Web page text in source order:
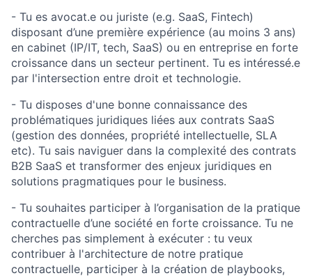
- Tu es avocat.e ou juriste (e.g. SaaS, Fintech)
disposant d’une première expérience (au moins 3 ans)
en cabinet (IP/IT, tech, SaaS) ou en entreprise en forte
croissance dans un secteur pertinent. Tu es intéressé.e
par l'intersection entre droit et technologie.
- Tu disposes d'une bonne connaissance des
problématiques juridiques liées aux contrats SaaS
(gestion des données, propriété intellectuelle, SLA
etc). Tu sais naviguer dans la complexité des contrats
B2B SaaS et transformer des enjeux juridiques en
solutions pragmatiques pour le business.
- Tu souhaites participer à l’organisation de la pratique
contractuelle d’une société en forte croissance. Tu ne
cherches pas simplement à exécuter : tu veux
contribuer à l'architecture de notre pratique
contractuelle, participer à la création de playbooks,